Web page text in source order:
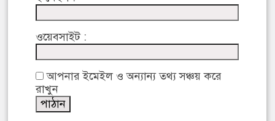
ওয়েবসাইট :
আপনার ইমেইল ও অন্যান্য তথ্য সঞ্চয় করে
রাখুন